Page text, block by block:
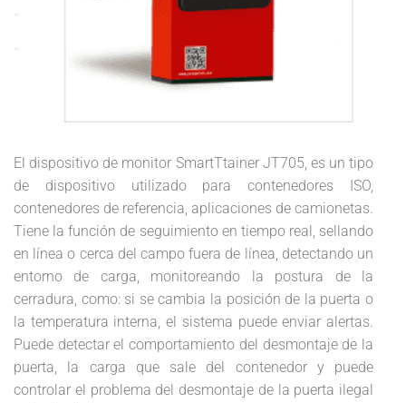
El dispositivo de monitor SmartTtainer JT705, es un tipo
de dispositivo utilizado para contenedores ISO,
contenedores de referencia, aplicaciones de camionetas.
Tiene la función de seguimiento en tiempo real, sellando
en línea o cerca del campo fuera de línea, detectando un
entorno de carga, monitoreando la postura de la
cerradura, como: si se cambia la posición de la puerta o
la temperatura interna, el sistema puede enviar alertas.
Puede detectar el comportamiento del desmontaje de la
puerta, la carga que sale del contenedor y puede
controlar el problema del desmontaje de la puerta ilegal